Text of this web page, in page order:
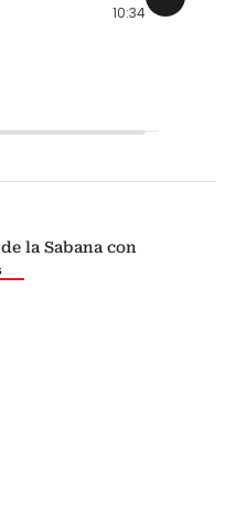
10:34
la Sabana con